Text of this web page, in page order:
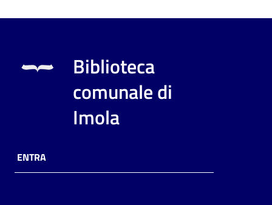
fare
Scopri
online
Biblioteca
comunale di
Imola
ENTRA